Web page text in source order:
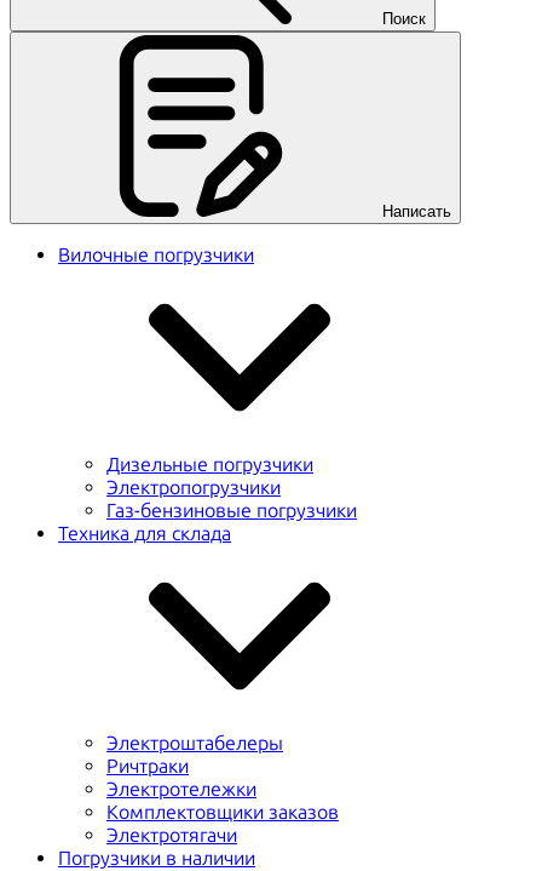
Поиск
Написать
Вилочные погрузчики
Дизельные погрузчики
Электропогрузчики
Газ-бензиновые погрузчики
Техника для склада
Электроштабелеры
Ричтраки
Электротележки
Комплектовщики заказов
Электротягачи
Погрузчики в наличии